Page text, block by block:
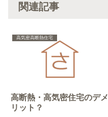
関連記事
高気密高断熱住宅
高断熱・高気密住宅のデメ
リット？